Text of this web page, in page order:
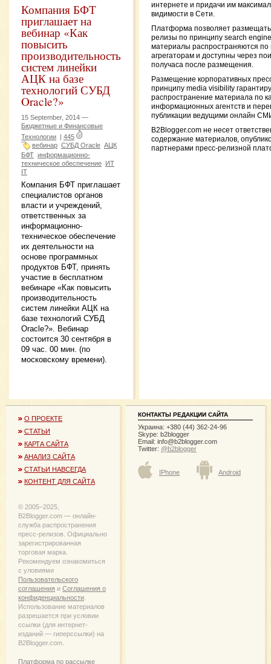
Компания БФТ
приглашает на
вебинар «Как
повысить
производительность
систем линейки
АЦК на базе
технологий СУБД
Oracle?»
15 September, 2014 —
Бюджетные и Финансовые
Технологии | 445
вебинар СУБД Oracle АЦК
БФТ информационно-
техническое обеспечение ИТ
IT
Компания БФТ приглашает
специалистов органов
власти и учреждений,
ответственных за
информационно-
техническое обеспечение
их деятельности на
основе программных
продуктов БФТ, принять
участие в бесплатном
вебинаре «Как повысить
производительность
систем линейки АЦК на
базе технологий СУБД
Oracle?». Вебинар
состоится 30 сентября в
09 час. 00 мин. (по
московскому времени).
интернете и придачи им
видимости в Сети.
Платформа позволяет
релизы по принципу search engine
материалы распространяются по
агрегаторам и доступны через
получаса после размещения.
Размещение корпоративных
принципу media visibility
распространение материала по
информационных агентств и
публикации ведущими онлайн
B2Blogger.com не несет
содержание материалов,
партнерами пресс-релизной
О ПРОЕКТЕ
СТАТЬИ
КАРТА САЙТА
АНАЛИЗ САЙТА
СТАТЬИ НАВСЕГДА
КОНТЕНТ ДЛЯ САЙТА
© 2005−2025,
B2Blogger.com — онлайн-
служба распространения
пресс-релизов. Официально
зарегистрированная
торговая марка.
Рекомендуем ознакомиться
с уловиями
Пользовательского
соглашения и Соглашения о
конфиденциальности
Использование материалов
разрешается при условии
ссылки (для интернет-
изданий — гиперссылки) на
B2Blogger.com.
Платформа по рассылке
КОНТАКТЫ РЕДАКЦИИ САЙТА
Украина: +380 (44) 362-24-96
Skype: b2blogger
Email: info@b2blogger.com
Twitter: @b2blogger
IPhone Android